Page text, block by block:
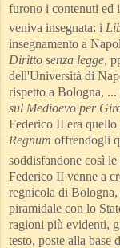
furono i contenuti ed
veniva insegnata: i
insegnamento a
Diritto senza legge,
dell'Università di
rispetto a Bologna,
sul Medioevo per
Federico II era
Regnum offrendogli
soddisfandone così le
Federico II venne a
regnicola di Bologna,
piramidale con lo
ragioni più evidenti,
testo, poste alla base